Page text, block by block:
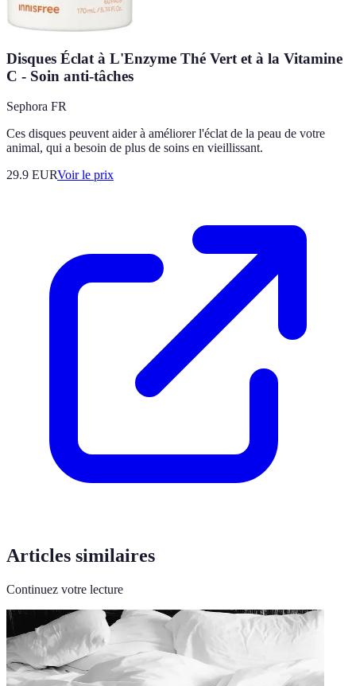
Disques Éclat à L'Enzyme Thé Vert et à la Vitamine
C - Soin anti-tâches
Sephora FR
Ces disques peuvent aider à améliorer l'éclat de la peau de votre
animal, qui a besoin de plus de soins en vieillissant.
29.9 EURVoir le prix
Articles similaires
Continuez votre lecture